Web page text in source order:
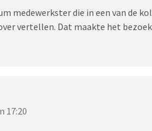
medewerkster die in een van de
vertellen. Dat maakte het
17:20